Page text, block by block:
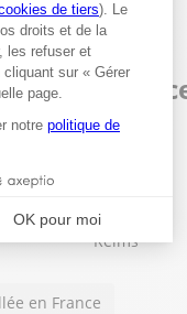
en
Paris
Reims
en France